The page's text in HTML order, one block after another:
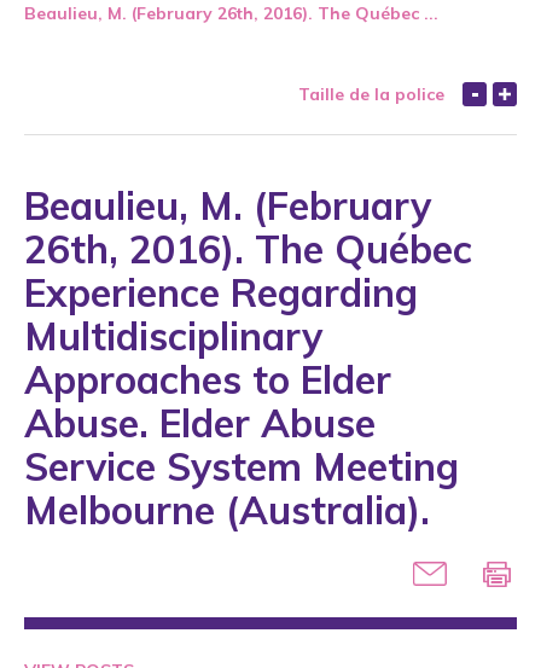
1985
1991
1992
1994
1995
1996
1997
1998
1999
Beaulieu, M. (February 26th, 2016). The Québec ...
Taille de la police
Beaulieu, M. (February
26th, 2016). The Québec
Experience Regarding
Multidisciplinary
Approaches to Elder
Abuse. Elder Abuse
Service System Meeting
Melbourne (Australia).